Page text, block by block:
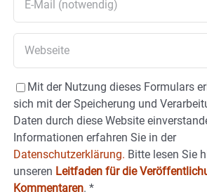
Mit der Nutzung dieses Formulars
sich mit der Speicherung und
Daten durch diese Website
Informationen erfahren Sie in der
Datenschutzerklärung. Bitte lesen Sie
unseren Leitfaden für die
Kommentaren. *